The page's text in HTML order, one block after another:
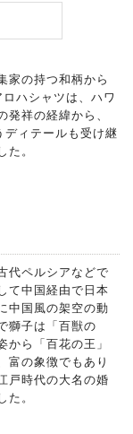
家の持つ和柄から
ハシャツは、ハワ
発祥の経緯から、
ィテールも受け継
た。
代ペルシアなどで
て中国経由で日本
中国風の架空の動
獅子は「百獣の
ら「百花の王」
富の象徴でもあり
戸時代の大名の婚
た。